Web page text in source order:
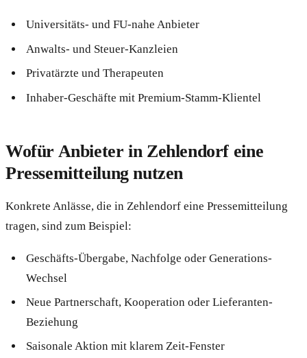
Universitäts- und FU-nahe Anbieter
Anwalts- und Steuer-Kanzleien
Privatärzte und Therapeuten
Inhaber-Geschäfte mit Premium-Stamm-Klientel
Wofür Anbieter in Zehlendorf eine
Pressemitteilung nutzen
Konkrete Anlässe, die in Zehlendorf eine Pressemitteilung
tragen, sind zum Beispiel:
Geschäfts-Übergabe, Nachfolge oder Generations-
Wechsel
Neue Partnerschaft, Kooperation oder Lieferanten-
Beziehung
Saisonale Aktion mit klarem Zeit-Fenster